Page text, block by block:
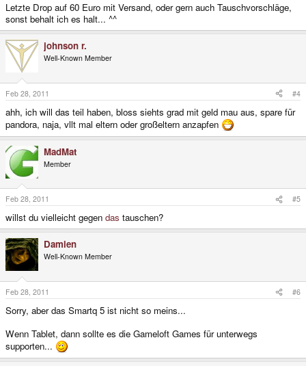
Letzte Drop auf 60 Euro mit Versand, oder gern auch Tauschvorschläge,
sonst behalt ich es halt... ^^
johnson r.
Well-Known Member
Feb 28, 2011 #4
ahh, ich will das teil haben, bloss siehts grad mit geld mau aus, spare für
pandora, naja, vllt mal eltern oder großeltern anzapfen
MadMat
Member
Feb 28, 2011 #5
willst du vielleicht gegen das tauschen?
Damien
Well-Known Member
Feb 28, 2011 #6
Sorry, aber das Smartq 5 ist nicht so meins...
Wenn Tablet, dann sollte es die Gameloft Games für unterwegs
supporten...